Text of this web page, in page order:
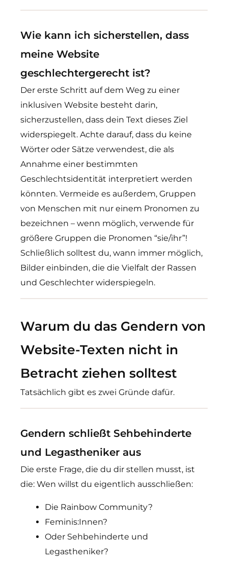
Wie kann ich sicherstellen, dass
meine Website
geschlechtergerecht ist?
Der erste Schritt auf dem Weg zu einer
inklusiven Website besteht darin,
sicherzustellen, dass dein Text dieses Ziel
widerspiegelt. Achte darauf, dass du keine
Wörter oder Sätze verwendest, die als
Annahme einer bestimmten
Geschlechtsidentität interpretiert werden
könnten. Vermeide es außerdem, Gruppen
von Menschen mit nur einem Pronomen zu
bezeichnen – wenn möglich, verwende für
größere Gruppen die Pronomen “sie/ihr”!
Schließlich solltest du, wann immer möglich,
Bilder einbinden, die die Vielfalt der Rassen
und Geschlechter widerspiegeln.
Warum du das Gendern von
Website-Texten nicht in
Betracht ziehen solltest
Tatsächlich gibt es zwei Gründe dafür.
Gendern schließt Sehbehinderte
und Legastheniker aus
Die erste Frage, die du dir stellen musst, ist
die: Wen willst du eigentlich ausschließen:
Die Rainbow Community?
Feminis:Innen?
Oder Sehbehinderte und
Legastheniker?